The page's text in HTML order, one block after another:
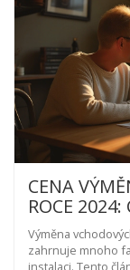
CENA
ROCE
POZOR
Výměna
zahrnuje mnoho
instalaci. Tento